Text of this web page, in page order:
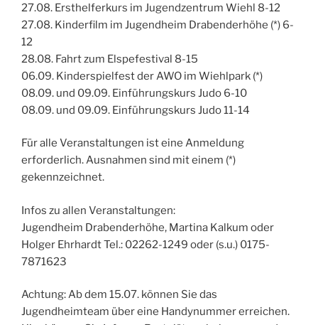
27.08. Ersthelferkurs im Jugendzentrum Wiehl 8-12
27.08. Kinderfilm im Jugendheim Drabenderhöhe (*) 6-
12
28.08. Fahrt zum Elspefestival 8-15
06.09. Kinderspielfest der AWO im Wiehlpark (*)
08.09. und 09.09. Einführungskurs Judo 6-10
08.09. und 09.09. Einführungskurs Judo 11-14
Für alle Veranstaltungen ist eine Anmeldung
erforderlich. Ausnahmen sind mit einem (*)
gekennzeichnet.
Infos zu allen Veranstaltungen:
Jugendheim Drabenderhöhe, Martina Kalkum oder
Holger Ehrhardt Tel.: 02262-1249 oder (s.u.) 0175-
7871623
Achtung: Ab dem 15.07. können Sie das
Jugendheimteam über eine Handynummer erreichen.